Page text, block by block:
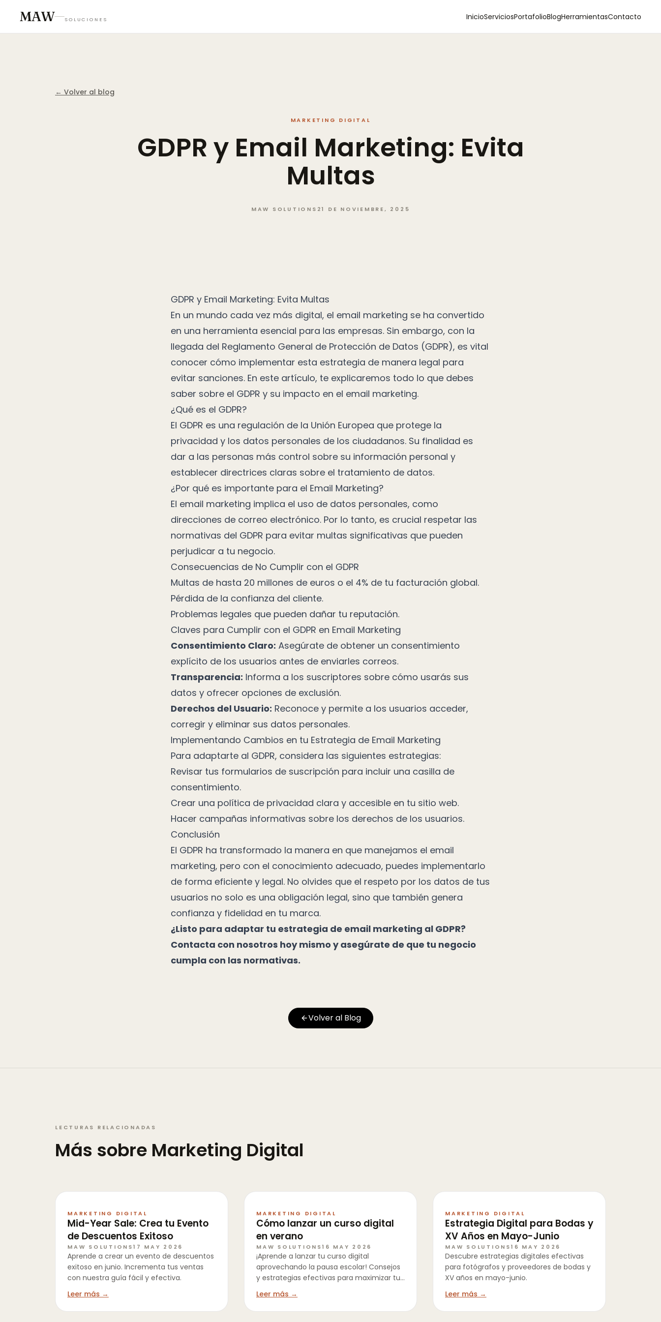
MAW SOLUCIONES InicioServiciosPortafolioBlogHerramientasContacto
← Volver al blog
MARKETING DIGITAL
GDPRy Email Marketing: Evita
Multas
MAW SOLUTIONS 21 DE NOVIEMBRE, 2025
GDPR y Email Marketing: Evita Multas
En un mundo cada vez más digital, el email marketing se ha convertido
en una herramienta esencial para las empresas. Sin embargo, con la
llegada del Reglamento General de Protección de Datos (GDPR), es vital
conocer cómo implementar esta estrategia de manera legal para
evitar sanciones. En este artículo, te explicaremos todo lo que debes
saber sobre el GDPR y su impacto en el email marketing.
¿Qué es el GDPR?
El GDPR es una regulación de la Unión Europea que protege la
privacidad y los datos personales de los ciudadanos. Su finalidad es
dar a las personas más control sobre su información personal y
establecer directrices claras sobre el tratamiento de datos.
¿Por qué es importante para el Email Marketing?
El email marketing implica el uso de datos personales, como
direcciones de correo electrónico. Por lo tanto, es crucial respetar las
normativas del GDPR para evitar multas significativas que pueden
perjudicar a tu negocio.
Consecuencias de No Cumplir con el GDPR
Multas de hasta 20 millones de euros o el 4% de tu facturación global.
Pérdida de la confianza del cliente.
Problemas legales que pueden dañar tu reputación.
Claves para Cumplir con el GDPR en Email Marketing
Consentimiento Claro: Asegúrate de obtener un consentimiento
explícito de los usuarios antes de enviarles correos.
Transparencia: Informa a los suscriptores sobre cómo usarás sus
datos y ofrecer opciones de exclusión.
Derechos del Usuario: Reconoce y permite a los usuarios acceder,
corregir y eliminar sus datos personales.
Implementando Cambios en tu Estrategia de Email Marketing
Para adaptarte al GDPR, considera las siguientes estrategias:
Revisar tus formularios de suscripción para incluir una casilla de
consentimiento.
Crear una política de privacidad clara y accesible en tu sitio web.
Hacer campañas informativas sobre los derechos de los usuarios.
Conclusión
El GDPR ha transformado la manera en que manejamos el email
marketing, pero con el conocimiento adecuado, puedes implementarlo
de forma eficiente y legal. No olvides que el respeto por los datos de tus
usuarios no solo es una obligación legal, sino que también genera
confianza y fidelidad en tu marca.
¿Listo para adaptar tu estrategia de email marketing al GDPR?
Contacta con nosotros hoy mismo y asegúrate de que tu negocio
cumpla con las normativas.
Volver al Blog
LECTURAS RELACIONADAS
Más sobre Marketing Digital
MARKETING DIGITAL
Mid-Year Sale: Crea tu Evento
de Descuentos Exitoso
MAW SOLUTIONS17 MAY 2026
Aprende a crear un evento de descuentos
exitoso en junio. Incrementa tus ventas
con nuestra guía fácil y efectiva.
Leer más →
MARKETING DIGITAL
Cómo lanzar un curso digital
en verano
MAW SOLUTIONS16 MAY 2026
¡Aprende a lanzar tu curso digital
aprovechando la pausa escolar! Consejos
y estrategias efectivas para maximizar tus
ingresos este verano.
Leer más →
MARKETING DIGITAL
Estrategia Digital para Bodas y
XV Años en Mayo-Junio
MAW SOLUTIONS16 MAY 2026
Descubre estrategias digitales efectivas
para fotógrafos y proveedores de bodas y
XV años en mayo-junio.
Leer más →